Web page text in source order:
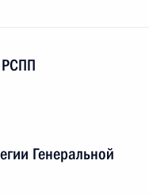
РСПП
Генеральной